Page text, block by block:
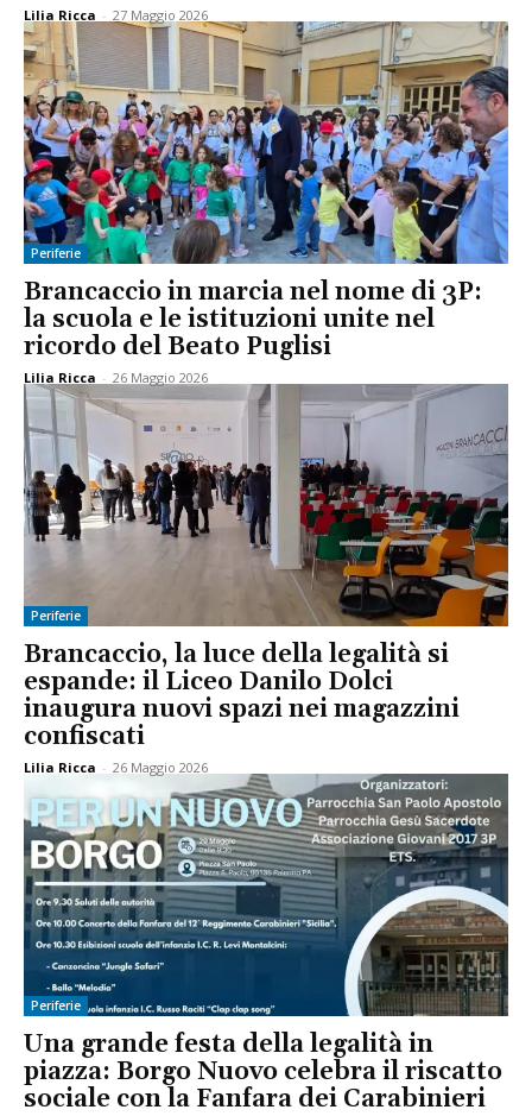
Lilia Ricca - 27 Maggio 2026
Periferie
Brancaccio in marcia nel nome di 3P:
la scuola e le istituzioni unite nel
ricordo del Beato Puglisi
Lilia Ricca - 26 Maggio 2026
Periferie
Brancaccio, la luce della legalità si
espande: il Liceo Danilo Dolci
inaugura nuovi spazi nei magazzini
confiscati
Lilia Ricca - 26 Maggio 2026
Periferie
Una grande festa della legalità in
piazza: Borgo Nuovo celebra il riscatto
sociale con la Fanfara dei Carabinieri